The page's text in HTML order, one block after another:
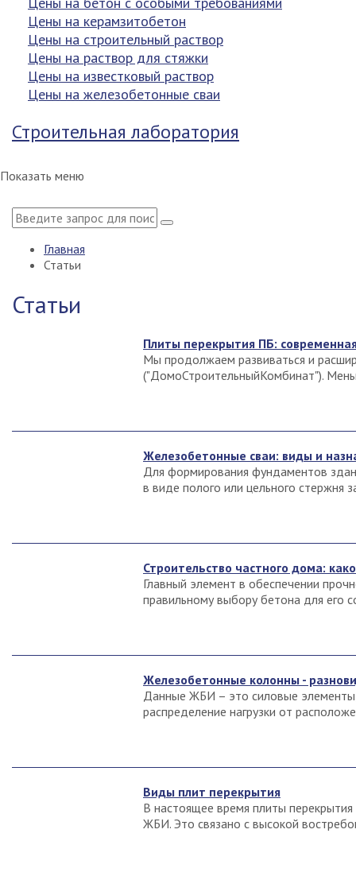
Цены на керамзитобетон
Цены на строительный раствор
Цены на раствор для стяжки
Цены на известковый раствор
Цены на железобетонные сваи
Строительная лаборатория
Показать меню
Главная
Статьи
Статьи
Плиты перекрытия ПБ:
Мы продолжаем развиваться и
("ДомоСтроительныйКомбинат").
Железобетонные сваи: виды и
Для формирования фундаментов
в виде полого или цельного стержня
Строительство частного дома:
Главный элемент в обеспечении
правильному выбору бетона для его
Железобетонные колонны -
Данные ЖБИ – это силовые
распределение нагрузки от
Виды плит перекрытия
В настоящее время плиты
ЖБИ. Это связано с высокой